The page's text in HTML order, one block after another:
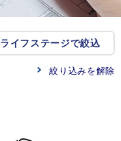
ライフステージで絞込
絞り込みを解除